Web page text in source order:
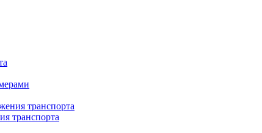
транспорта
транспорта